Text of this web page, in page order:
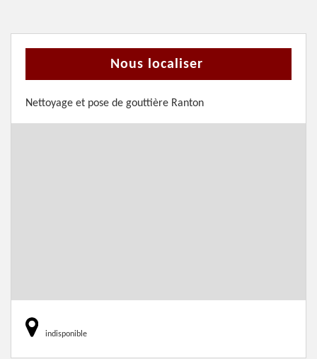
Nous localiser
Nettoyage et pose de gouttière Ranton
indisponible